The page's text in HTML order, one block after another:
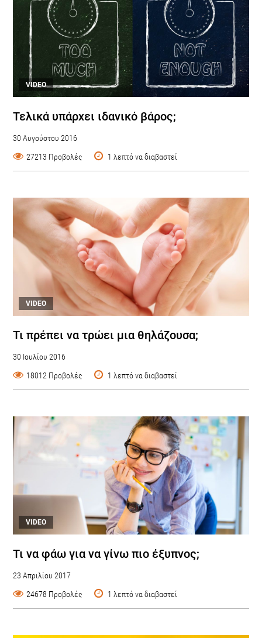
VIDEO
Τελικά υπάρχει ιδανικό βάρος;
30 Αυγούστου 2016
27213 Προβολές
1 λεπτό να διαβαστεί
VIDEO
Τι πρέπει να τρώει μια θηλάζουσα;
30 Ιουλίου 2016
18012 Προβολές
1 λεπτό να διαβαστεί
VIDEO
Τι να φάω για να γίνω πιο έξυπνος;
23 Απριλίου 2017
24678 Προβολές
1 λεπτό να διαβαστεί